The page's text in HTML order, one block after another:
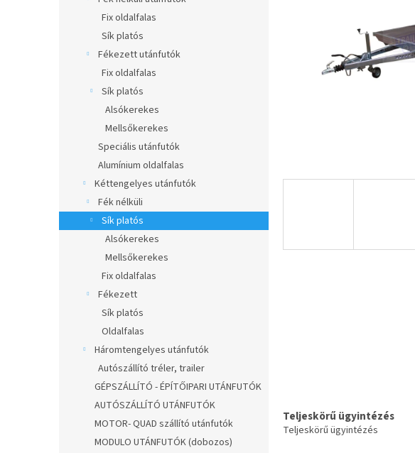
Fix oldalfalas
Sík platós
Fékezett utánfutók
Fix oldalfalas
Sík platós
Alsókerekes
Mellsőkerekes
Speciális utánfutók
Alumínium oldalfalas
Kéttengelyes utánfutók
Fék nélküli
Sík platós
Alsókerekes
Mellsőkerekes
Fix oldalfalas
Fékezett
Sík platós
Oldalfalas
Háromtengelyes utánfutók
Autószállító tréler, trailer
GÉPSZÁLLÍTÓ - ÉPÍTŐIPARI UTÁNFUTÓK
AUTÓSZÁLLÍTÓ UTÁNFUTÓK
MOTOR- QUAD szállító utánfutók
MODULO UTÁNFUTÓK (dobozos)
Teljeskörű ügyintézés
Teljeskörű ügyintézés